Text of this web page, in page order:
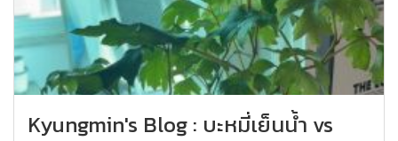
Kyungmin's Blog : บะหมี่เย็นน้ำ vs